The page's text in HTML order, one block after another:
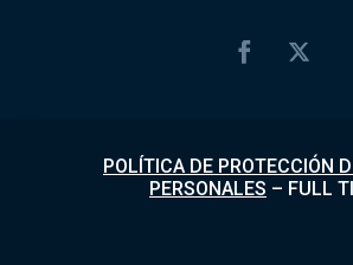
POLÍTICA DE PROTECCIÓN
PERSONALES – FULL